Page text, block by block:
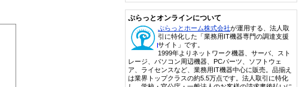
ぷらっとオンラインについて
ぷらっとホーム株式会社が運用する、法人取
引に特化した「業務用IT機器専門の調達支援
サイト」です。
1999年よりネットワーク機器、サーバ、スト
レージ、パソコン周辺機器、PCパーツ、ソフトウェ
ア、ライセンスなど、業務用IT機器中心に販売。品揃え
は業界トップクラスの約5.5万点です。法人取引に特化